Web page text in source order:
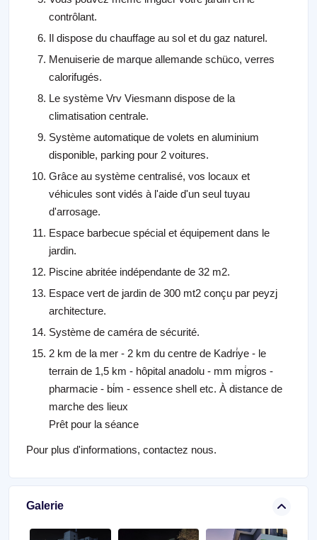
contrôlant.
Il dispose du chauffage au sol et du gaz naturel.
Menuiserie de marque allemande schüco, verres
calorifugés.
Le système Vrv Viesmann dispose de la
climatisation centrale.
Système automatique de volets en aluminium
disponible, parking pour 2 voitures.
Grâce au système centralisé, vos locaux et
véhicules sont vidés à l'aide d'un seul tuyau
d'arrosage.
Espace barbecue spécial et équipement dans le
jardin.
Piscine abritée indépendante de 32 m2.
Espace vert de jardin de 300 mt2 conçu par peyzj
architecture.
Système de caméra de sécurité.
2 km de la mer - 2 km du centre de Kadri̇ye - le
terrain de 1,5 km - hôpital anadolu - mm mi̇gros -
pharmacie - bi̇m - essence shell etc. À distance de
marche des lieux
Prêt pour la séance
Pour plus d'informations, contactez nous.
Galerie